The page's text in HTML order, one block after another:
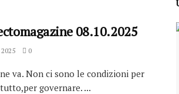
08.10.2025
0
va. Non ci sono le condizioni per
governare. ...